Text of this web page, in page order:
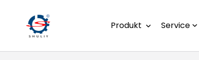
Produkt Service